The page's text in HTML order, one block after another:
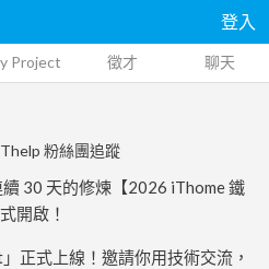
登入
Project 徵才 聊天
粉絲團追蹤
30 天的修煉【2026 iThome 鐵
開啟！
正式上線！邀請你用技術交流，